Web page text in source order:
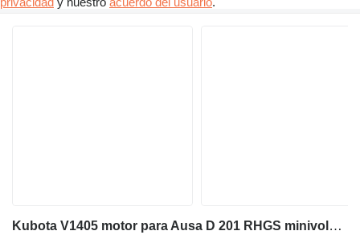
Kubota V1405 motor para Ausa D 201 RHGS minivolquete